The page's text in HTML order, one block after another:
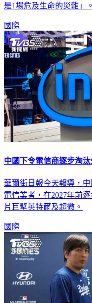
是1場危及生命的災難」。
國際
中國下令電信商逐步淘
華爾街日報今天報導，
電信業者，在2027年前
片巨擘英特爾及超微。
國際